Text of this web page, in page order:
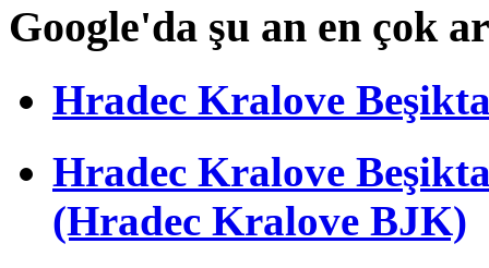
Google'da şu an en çok
Hradec Kralove
Hradec Kralove
(Hradec Kralove BJK)